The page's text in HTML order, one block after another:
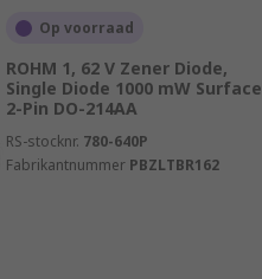
Op voorraad
ROHM 1, 62 V Zener Diode,
Single Diode 1000 mW Surface
2-Pin DO-214AA
RS-stocknr. 780-640P
Fabrikantnummer PBZLTBR162